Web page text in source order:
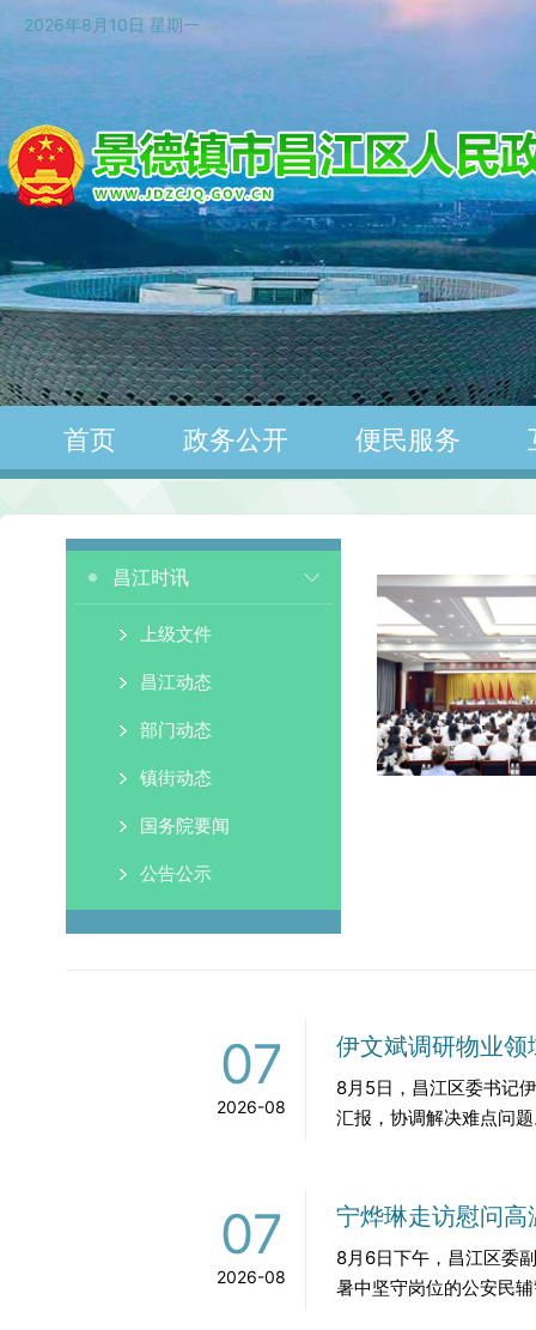
2026年8月10日 星期一
首页 政务公开 便民服务
昌江时讯
上级文件
昌江动态
部门动态
镇街动态
国务院要闻
公告公示
07
2026-08
伊文斌调研物业
8月5日，昌江区委书记
汇报，协调解决难点问
07
2026-08
宁烨琳走访慰问高
8月6日下午，昌江区委
暑中坚守岗位的公安民